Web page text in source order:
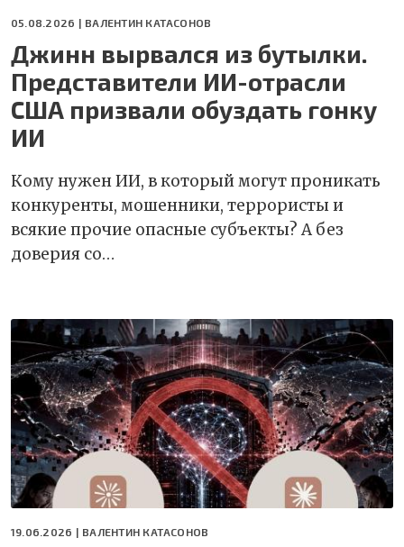
05.08.2026 | ВАЛЕНТИН КАТАСОНОВ
Джинн вырвался из бутылки.
Представители ИИ-отрасли
США призвали обуздать гонку
ИИ
Кому нужен ИИ, в который могут проникать
конкуренты, мошенники, террористы и
всякие прочие опасные субъекты? А без
доверия со…
19.06.2026 | ВАЛЕНТИН КАТАСОНОВ